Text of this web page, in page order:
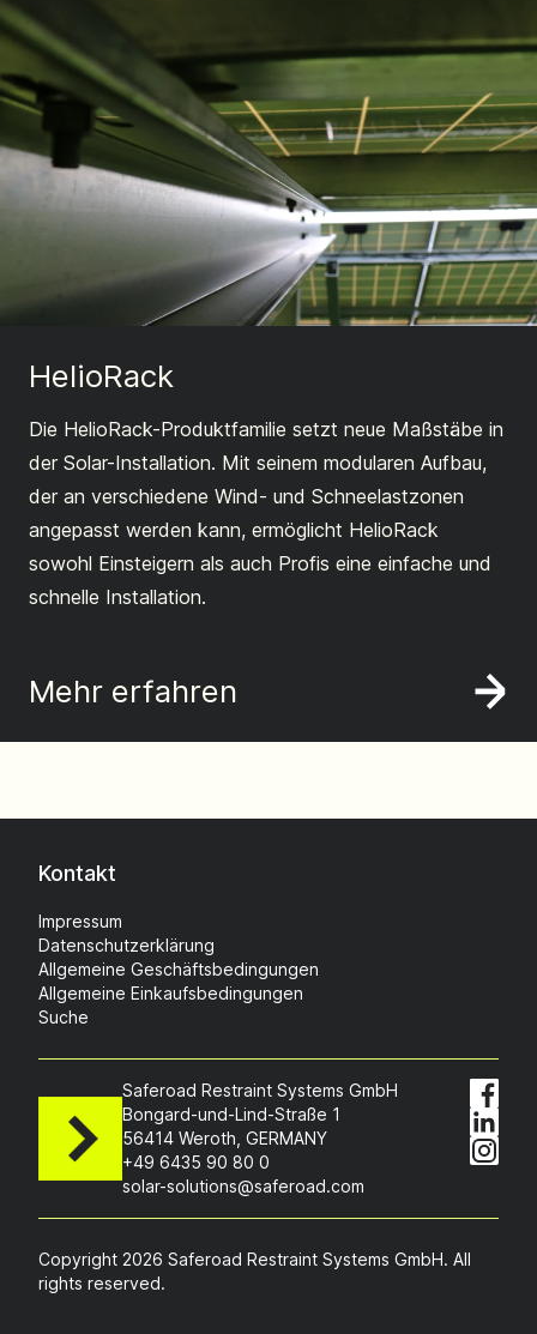
HelioRack
Die HelioRack-Produktfamilie setzt neue Maßstäbe in
der Solar-Installation. Mit seinem modularen Aufbau,
der an verschiedene Wind- und Schneelastzonen
angepasst werden kann, ermöglicht HelioRack
sowohl Einsteigern als auch Profis eine einfache und
schnelle Installation.
Mehr erfahren
Kontakt
Impressum
Datenschutzerklärung
Allgemeine Geschäftsbedingungen
Allgemeine Einkaufsbedingungen
Suche
Saferoad Restraint Systems GmbH
Bongard-und-Lind-Straße 1
56414 Weroth, GERMANY
+49 6435 90 80 0
solar-solutions@saferoad.com
Copyright 2026 Saferoad Restraint Systems GmbH. All
rights reserved.